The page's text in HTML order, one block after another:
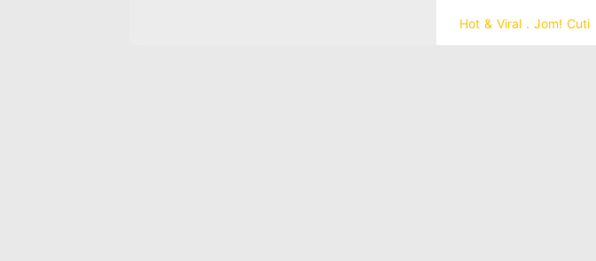
Hot & Viral．Jom! Cuti